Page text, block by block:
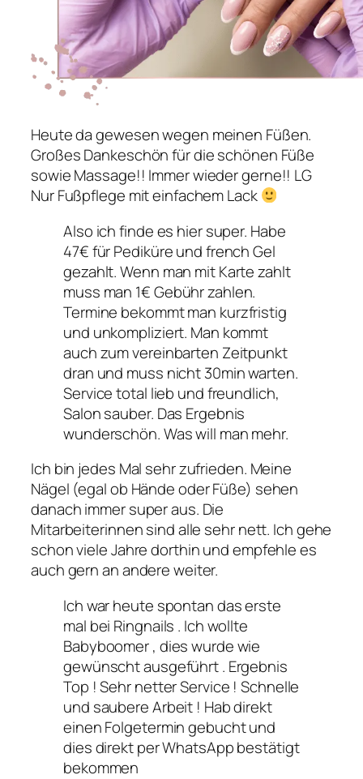
Heute da gewesen wegen meinen Füßen.
Großes Dankeschön für die schönen Füße
sowie Massage!! Immer wieder gerne!! LG
Nur Fußpflege mit einfachem Lack
Also ich finde es hier super. Habe
47€ für Pediküre und french Gel
gezahlt. Wenn man mit Karte zahlt
muss man 1€ Gebühr zahlen.
Termine bekommt man kurzfristig
und unkompliziert. Man kommt
auch zum vereinbarten Zeitpunkt
dran und muss nicht 30min warten.
Service total lieb und freundlich,
Salon sauber. Das Ergebnis
wunderschön. Was will man mehr.
Ich bin jedes Mal sehr zufrieden. Meine
Nägel (egal ob Hände oder Füße) sehen
danach immer super aus. Die
Mitarbeiterinnen sind alle sehr nett. Ich gehe
schon viele Jahre dorthin und empfehle es
auch gern an andere weiter.
Ich war heute spontan das erste
mal bei Ringnails . Ich wollte
Babyboomer , dies wurde wie
gewünscht ausgeführt . Ergebnis
Top ! Sehr netter Service ! Schnelle
und saubere Arbeit ! Hab direkt
einen Folgetermin gebucht und
dies direkt per WhatsApp bestätigt
bekommen